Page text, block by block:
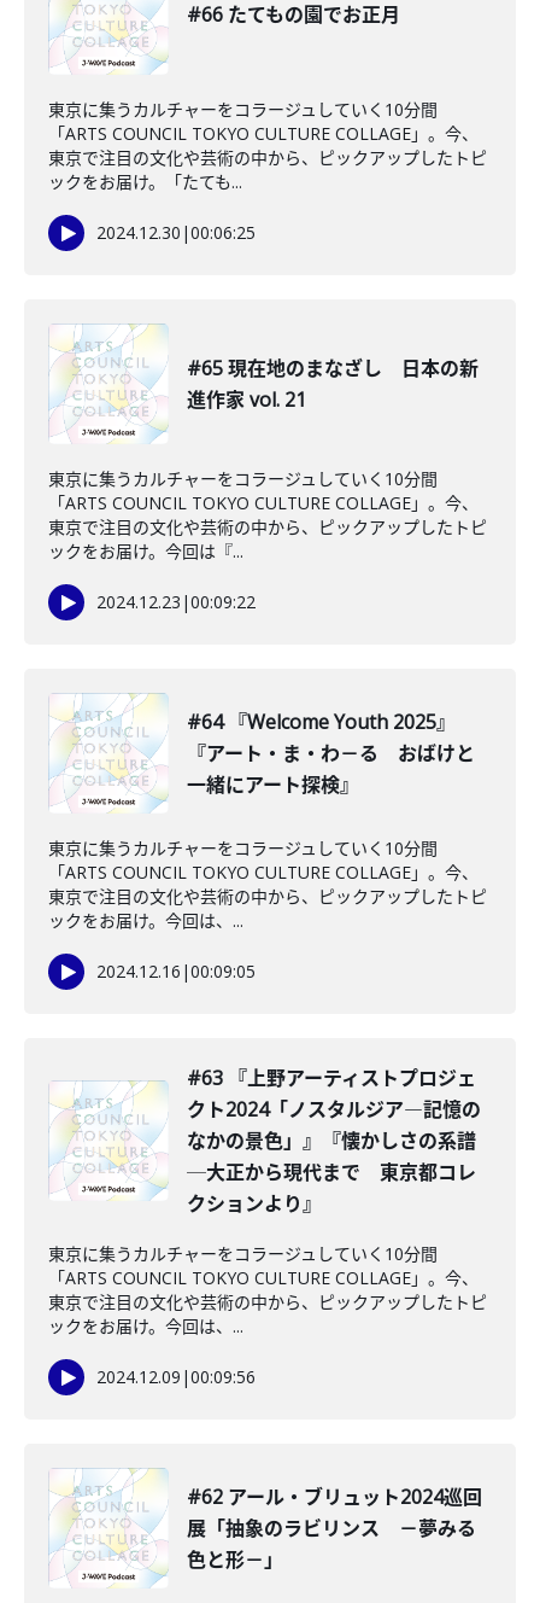
#66 たてもの園でお正月
東京に集うカルチャーをコラージュしていく10分間
「ARTS COUNCIL TOKYO CULTURE COLLAGE」。今、
東京で注目の文化や芸術の中から、ピックアップしたトピ
ックをお届け。「たても...
2024.12.30 |00:06:25
#65 現在地のまなざし 日本の新
進作家 vol. 21
東京に集うカルチャーをコラージュしていく10分間
「ARTS COUNCIL TOKYO CULTURE COLLAGE」。今、
東京で注目の文化や芸術の中から、ピックアップしたトピ
ックをお届け。今回は『...
2024.12.23 |00:09:22
#64 『Welcome Youth 2025』
『アート・ま・わ－る おばけと
一緒にアート探検』
東京に集うカルチャーをコラージュしていく10分間
「ARTS COUNCIL TOKYO CULTURE COLLAGE」。今、
東京で注目の文化や芸術の中から、ピックアップしたトピ
ックをお届け。今回は、...
2024.12.16 |00:09:05
#63 『上野アーティストプロジェ
クト2024「ノスタルジア―記憶の
なかの景色」』『懐かしさの系譜
─大正から現代まで 東京都コレ
クションより』
東京に集うカルチャーをコラージュしていく10分間
「ARTS COUNCIL TOKYO CULTURE COLLAGE」。今、
東京で注目の文化や芸術の中から、ピックアップしたトピ
ックをお届け。今回は、...
2024.12.09 |00:09:56
#62 アール・ブリュット2024巡回
展「抽象のラビリンス －夢みる
色と形－」